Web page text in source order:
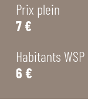
Prix plein
7 €
Habitants WSP
6 €